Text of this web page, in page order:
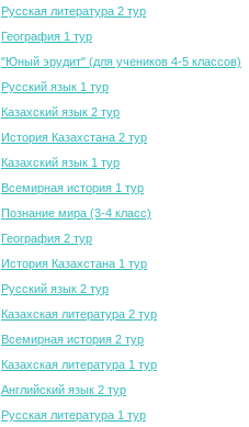
Русская литература 2 тур
География 1 тур
"Юный эрудит" (для учеников 4-5 классов)
Русский язык 1 тур
Казахский язык 2 тур
История Казахстана 2 тур
Казахский язык 1 тур
Всемирная история 1 тур
Познание мира (3-4 класс)
География 2 тур
История Казахстана 1 тур
Русский язык 2 тур
Казахская литература 2 тур
Всемирная история 2 тур
Казахская литература 1 тур
Английский язык 2 тур
Русская литература 1 тур